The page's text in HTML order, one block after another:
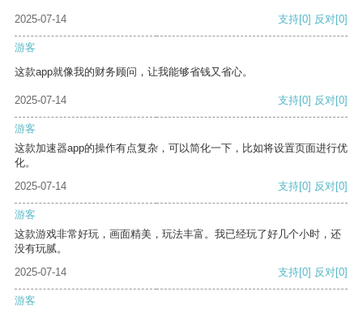
2025-07-14 支持[0] 反对[0]
游客
这款app就像我的财务顾问，让我能够省钱又省心。
2025-07-14 支持[0] 反对[0]
游客
这款加速器app的操作有点复杂，可以简化一下，比如将设置页面进行优
化。
2025-07-14
支持[0] 反对[0]
游客
这款游戏非常好玩，画面精美，玩法丰富。我已经玩了好几个小时，还
没有玩腻。
2025-07-14
支持[0] 反对[0]
游客